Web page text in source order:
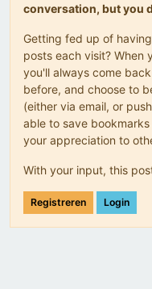
conversation, but you
Getting fed up of
posts each visit? When
you'll always come
before, and choose to
(either via email, or
able to save
your appreciation to
With your input, this
Registreren Login